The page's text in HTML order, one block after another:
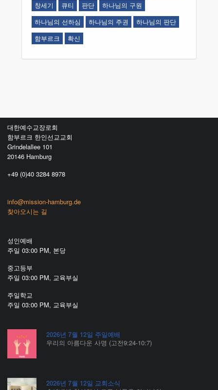
창세기
큐티 판단
하나님의 구원
하나님의 선하심
하나님의 주권
하나님의 판단
함부르크
확신
대한예수교장로회
함부르크 한인선교교회
Grindelallee 101
20146 Hamburg
+49 (0)40 3284 8978
info@mission-hamburg.de
찾아오시는 길
성인예배
주일 03:00 PM, 본당
중고등부
주일 03:00 PM, 교육부실
주일학교
주일 03:00 PM, 교육부실
2026년 7월 12일 주일예배
우리의 아름다운 사명 (고전9:24-10:7)
2026년 7월 12일 교회소식